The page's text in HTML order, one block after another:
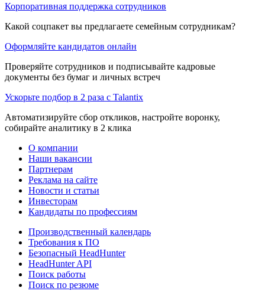
Корпоративная поддержка сотрудников
Какой соцпакет вы предлагаете семейным сотрудникам?
Оформляйте кандидатов онлайн
Проверяйте сотрудников и подписывайте кадровые
документы без бумаг и личных встреч
Ускорьте подбор в 2 раза с Talantix
Автоматизируйте сбор откликов, настройте воронку,
собирайте аналитику в 2 клика
О компании
Наши вакансии
Партнерам
Реклама на сайте
Новости и статьи
Инвесторам
Кандидаты по профессиям
Производственный календарь
Требования к ПО
Безопасный HeadHunter
HeadHunter API
Поиск работы
Поиск по резюме